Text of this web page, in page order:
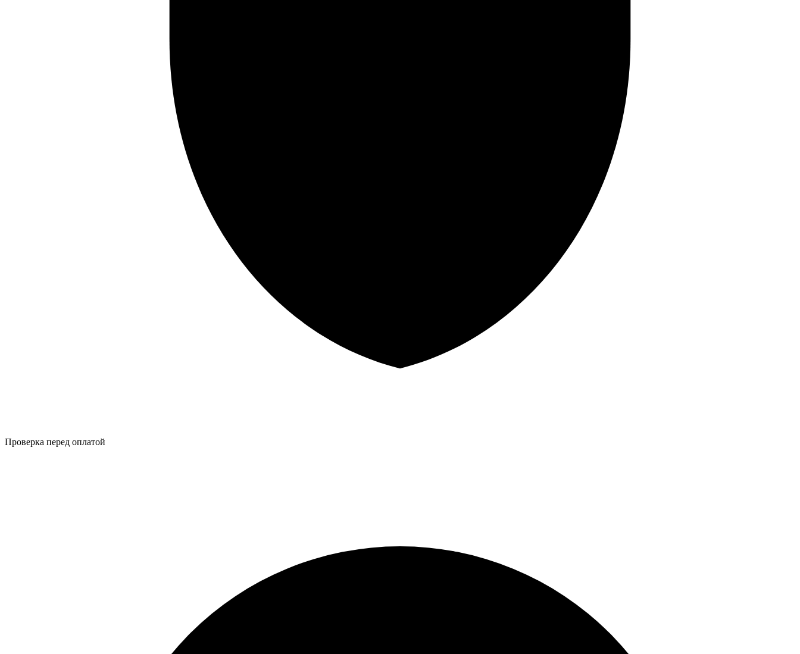
Проверка перед оплатой